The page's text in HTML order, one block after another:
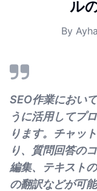
ル
By
SEO作業におい
うに活用してプ
ります。チャッ
り、質問回答の
編集、テキスト
の翻訳などが可能